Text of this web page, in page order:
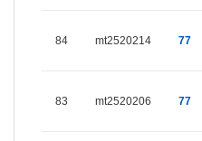
84 mt2520214 77
83 mt2520206 77